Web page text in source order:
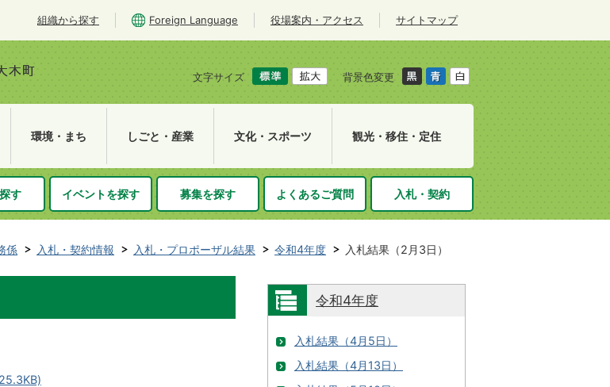
組織から探す Foreign Language 役場案内・アクセス サイトマップ
文字サイズ 背景色変更
環境・まち しごと・産業 文化・スポーツ 観光・移住・定住
す イベントを探す 募集を探す よくあるご質問 入札・契約
係 入札・契約情報 入札・プロポーザル結果 令和4年度 入札結果（2月3日）
令和4年度
入札結果（4月5日）
入札結果（4月13日）